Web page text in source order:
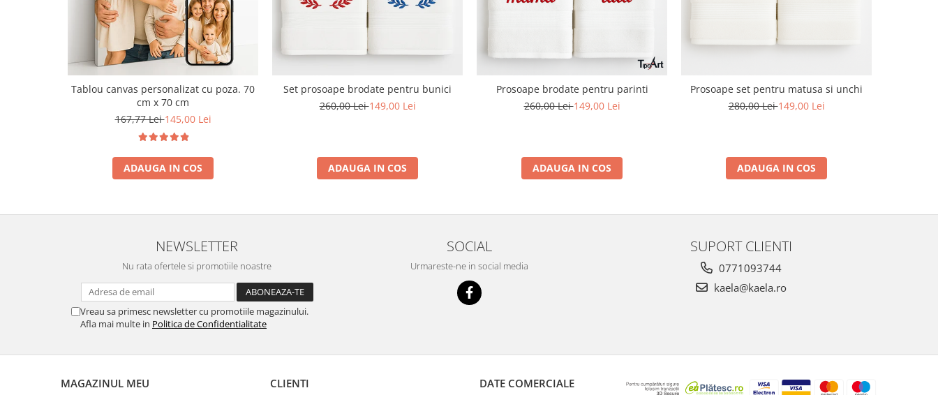
Tablou canvas personalizat cu poza. 70
cm x 70 cm
167,77 Lei145,00 Lei
ADAUGA IN COS
Set prosoape brodate pentru bunici
260,00 Lei149,00 Lei
ADAUGA IN COS
Prosoape brodate pentru parinti
260,00 Lei149,00 Lei
ADAUGA IN COS
Prosoape set pentru matusa si unchi
280,00 Lei149,00 Lei
ADAUGA IN COS
NEWSLETTER
Nu rata ofertele si promotiile noastre
Vreau sa primesc newsletter cu promotiile magazinului.
Afla mai multe in Politica de Confidentialitate
SOCIAL
Urmareste-ne in social media
SUPORT CLIENTI
0771093744
kaela@kaela.ro
MAGAZINUL MEU CLIENTI DATE COMERCIALE